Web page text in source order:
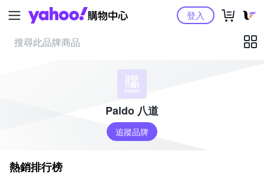
Yahoo購物中心登入
Paldo 八道
追蹤品牌
熱銷排行榜